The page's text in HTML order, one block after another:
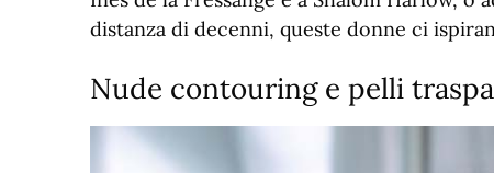
distanza di decenni, queste donne ci
Nude contouring e pelli